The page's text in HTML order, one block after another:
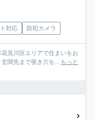
対応 防犯カメラ
見川区エリアで住まいをお
関先まで覗き穴を... もっと